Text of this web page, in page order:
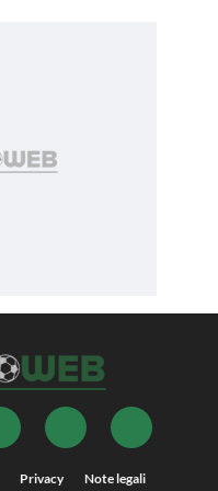
Privacy Note legali